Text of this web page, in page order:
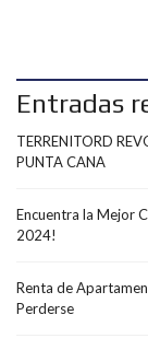
Entradas
TERRENITORD
PUNTA CANA
Encuentra la Mejor
2024!
Renta de
Perderse